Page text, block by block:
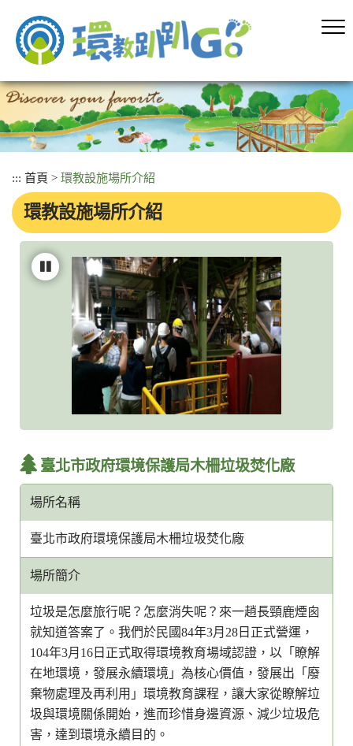
容
塊
::: 首頁 > 環教設施場所介紹
環教設施場所介紹
臺北市政府環境保護局木柵垃圾焚化廠
場所名稱
臺北市政府環境保護局木柵垃圾焚化廠
場所簡介
垃圾是怎麼旅行呢？怎麼消失呢？來一趙長頸鹿煙囪
就知道答案了。我們於民國84年3月28日正式營運，
104年3月16日正式取得環境教育場域認證，以「瞭解
在地環境，發展永續環境」為核心價值，發展出「廢
棄物處理及再利用」環境教育課程，讓大家從瞭解垃
圾與環境關係開始，進而珍惜身邊資源、減少垃圾危
害，達到環境永續目的。